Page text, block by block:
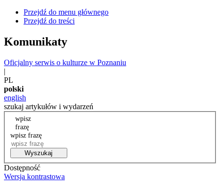
Przejdź do menu głównego
Przejdź do treści
Komunikaty
Oficjalny serwis o kulturze w Poznaniu
|
PL
polski
english
szukaj artykułów i wydarzeń
wpisz
frazę
wpisz frazę
Wyszukaj
Dostępność
Wersja kontrastowa